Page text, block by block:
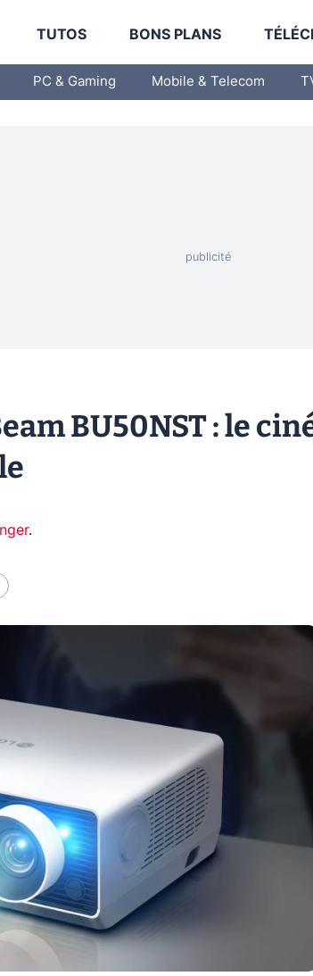
TUTOS BONS PLANS
PC & Gaming Mobile & Telecom
BU50NST : le
.